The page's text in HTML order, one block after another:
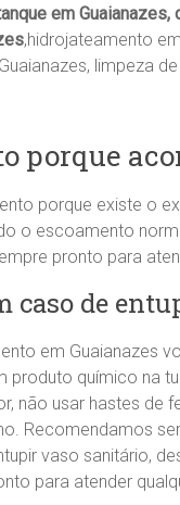
em
,hidrojateamento
limpeza
porque
porque existe o
o escoamento
pronto para
caso de
em Guaianazes
produto químico na
não usar hastes
Recomendamos
vaso sanitário,
para atender